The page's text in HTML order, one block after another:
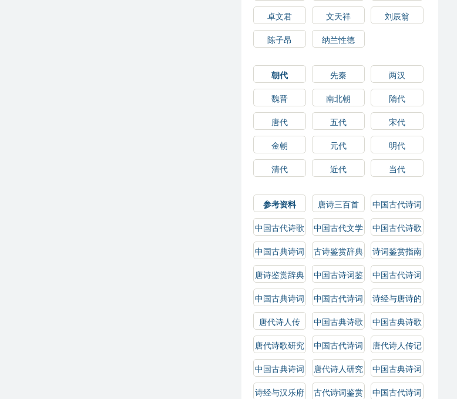
卓文君
文天祥
刘辰翁
陈子昂
纳兰性德
朝代 先秦
两汉
魏晋
南北朝
隋代
唐代
五代
宋代
金朝
元代
明代
清代
近代 当代
参考资料 唐诗三百首
中国古代诗词
选读
中国古代诗歌
鉴赏
中国古代文学
史
中国古代诗歌
鉴赏辞典
中国古典诗词
鉴赏
古诗鉴赏辞典
诗词鉴赏指南
唐诗鉴赏辞典
中国古诗词鉴
赏辞典
中国古代诗词
鉴赏辞典
中国古典诗词
鉴赏辞典
中国古代诗词
鉴赏
诗经与唐诗的
比较研究
唐代诗人传
中国古典诗歌
鉴赏辞典
中国古典诗歌
鉴赏
唐代诗歌研究
中国古代诗词
研究
唐代诗人传记
中国古典诗词
赏析
唐代诗人研究
中国古典诗词
选
诗经与汉乐府 古代诗词鉴赏
中国古代诗词